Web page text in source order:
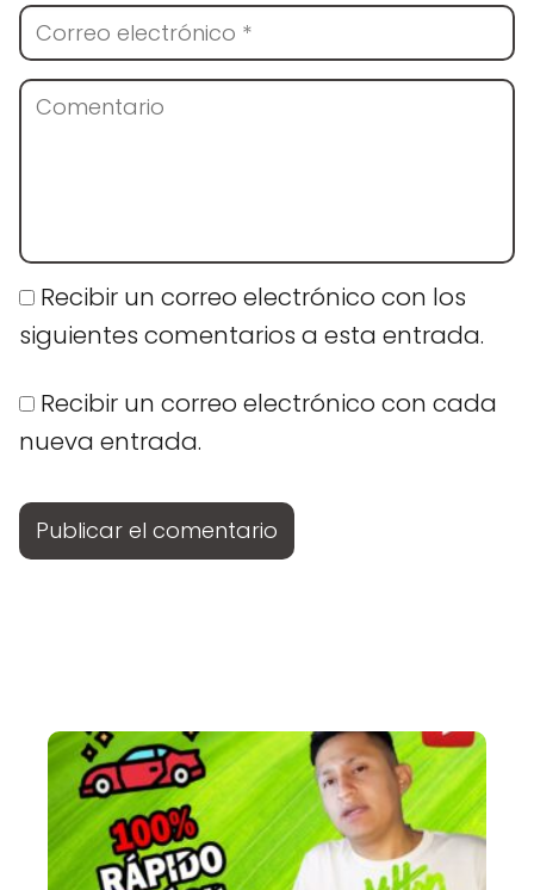
Recibir un correo electrónico con los
siguientes comentarios a esta entrada.
Recibir un correo electrónico con cada
nueva entrada.